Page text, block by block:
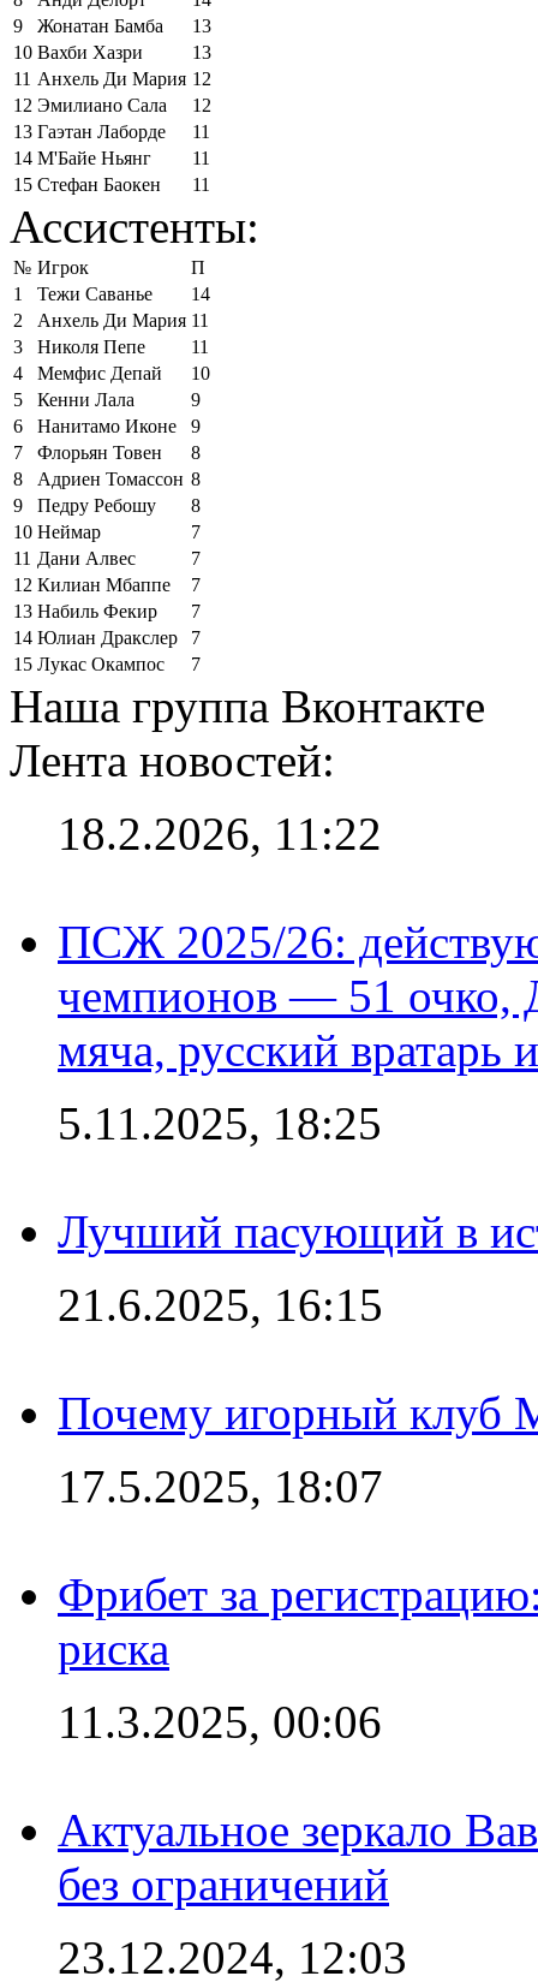
9
Жонатан Бамба
13
10 Вахби Хазри
13
11 Анхель Ди Мария 12
12 Эмилиано Сала
12
13 Гаэтан Лаборде
11
14 М'Байе Ньянг
11
15 Стефан Баокен 11
Ассистенты:
№ Игрок
П
1
Тежи Саванье
14
2
Анхель Ди Мария 11
3
Николя Пепе
11
4
Мемфис Депай
10
5
Кенни Лала
9
6
Нанитамо Иконе
9
7
Флорьян Товен
8
8
Адриен Томассон 8
9
Педру Ребошу
8
10 Неймар
7
11 Дани Алвес
7
12 Килиан Мбаппе
7
13 Набиль Фекир
7
14 Юлиан Дракслер
7
15 Лукас Окампос 7
Наша группа Вконтакте
Лента новостей:
18.2.2026, 11:22
ПСЖ 2025/26:
чемпионов — 51 очко,
мяча, русский вратарь
5.11.2025, 18:25
Лучший пасующий в
21.6.2025, 16:15
Почему игорный клуб
17.5.2025, 18:07
Фрибет за
риска
11.3.2025, 00:06
Актуальное зеркало
без ограничений
23.12.2024, 12:03